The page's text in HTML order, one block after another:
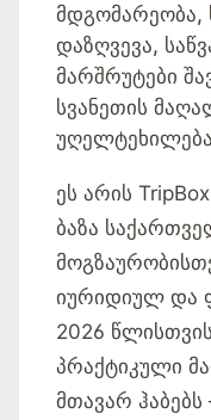
მდგომარეობა,
დაზღვევა,
მარშრუტები
სვანეთის
ეს არის
ბაზა
იურიდიულ და
2026
პრაქტიკული
მთავარ